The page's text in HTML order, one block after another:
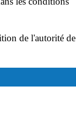
de l'autorité de